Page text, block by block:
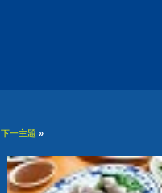
下一主題 »